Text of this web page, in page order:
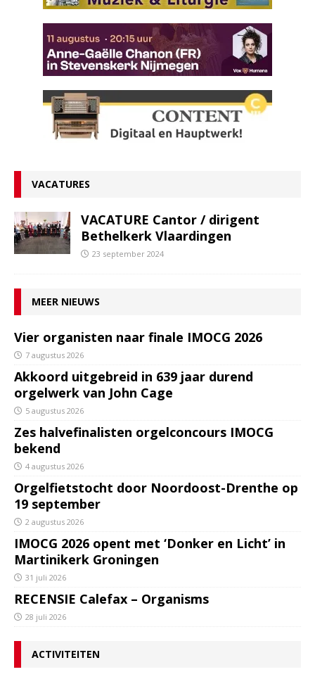
VACATURES
VACATURE Cantor / dirigent
Bethelkerk Vlaardingen
23 september 2024
MEER NIEUWS
Vier organisten naar finale IMOCG 2026
7 augustus 2026
Akkoord uitgebreid in 639 jaar durend
orgelwerk van John Cage
5 augustus 2026
Zes halvefinalisten orgelconcours IMOCG
bekend
4 augustus 2026
Orgelfietstocht door Noordoost-Drenthe op
19 september
2 augustus 2026
IMOCG 2026 opent met ‘Donker en Licht’ in
Martinikerk Groningen
31 juli 2026
RECENSIE Calefax – Organisms
28 juli 2026
ACTIVITEITEN